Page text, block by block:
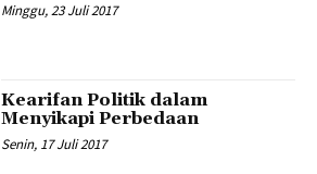
Minggu, 23 Juli 2017
Kearifan Politik dalam
Menyikapi Perbedaan
Senin, 17 Juli 2017